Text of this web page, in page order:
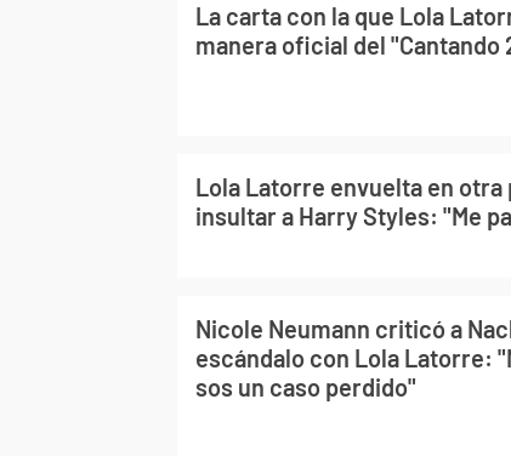
La carta con la que Lola
manera oficial del "Cantando
Lola Latorre envuelta en
insultar a Harry Styles: "Me
Nicole Neumann criticó a
escándalo con Lola Latorre:
sos un caso perdido"